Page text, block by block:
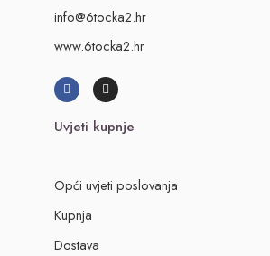
info@6tocka2.hr
www.6tocka2.hr
Uvjeti kupnje
Opći uvjeti poslovanja
Kupnja
Dostava